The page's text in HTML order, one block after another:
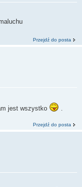
Przejdź do posta
jest wszystko .
Przejdź do posta